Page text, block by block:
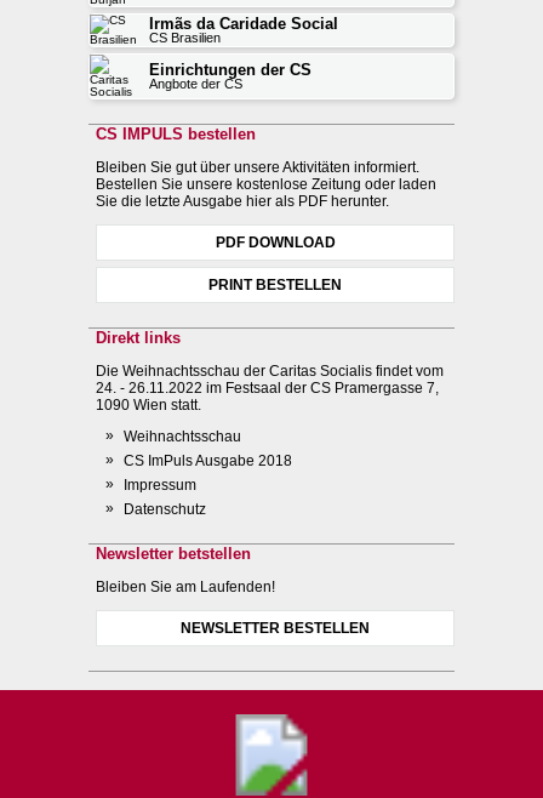
Irmãs da Caridade Social
CS Brasilien
Einrichtungen der CS
Angbote der CS
CS IMPULS bestellen
Bleiben Sie gut über unsere Aktivitäten informiert.
Bestellen Sie unsere kostenlose Zeitung oder laden
Sie die letzte Ausgabe hier als PDF herunter.
PDF DOWNLOAD
PRINT BESTELLEN
Direkt links
Die Weihnachtsschau der Caritas Socialis findet vom
24. - 26.11.2022 im Festsaal der CS Pramergasse 7,
1090 Wien statt.
Weihnachtsschau
CS ImPuls Ausgabe 2018
Impressum
Datenschutz
Newsletter betstellen
Bleiben Sie am Laufenden!
NEWSLETTER BESTELLEN